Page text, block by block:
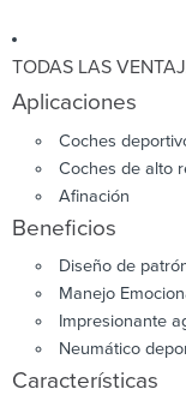
TODAS LAS
Aplicaciones
Coches
Coches de alto
Afinación
Beneficios
Diseño de
Manejo
Impresionante
Neumático
Características